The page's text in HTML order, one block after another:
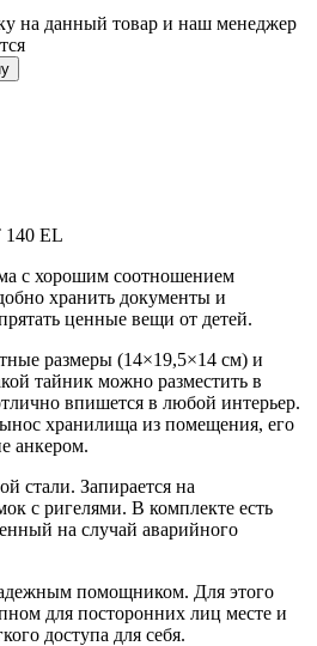
на данный товар и наш менеджер
EL
с хорошим соотношением
хранить документы и
ценные вещи от детей.
размеры (14×19,5×14 см) и
тайник можно разместить в
впишется в любой интерьер.
хранилища из помещения, его
анкером.
стали. Запирается на
с ригелями. В комплекте есть
на случай аварийного
помощником. Для этого
для посторонних лиц месте и
доступа для себя.